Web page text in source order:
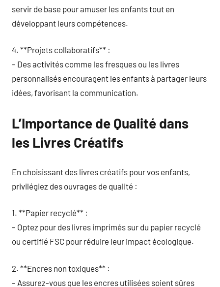
servir de base pour amuser les enfants tout en
développant leurs compétences.
4. **Projets collaboratifs** :
– Des activités comme les fresques ou les livres
personnalisés encouragent les enfants à partager leurs
idées, favorisant la communication.
L’Importance de Qualité dans
les Livres Créatifs
En choisissant des livres créatifs pour vos enfants,
privilégiez des ouvrages de qualité :
1. **Papier recyclé** :
– Optez pour des livres imprimés sur du papier recyclé
ou certifié FSC pour réduire leur impact écologique.
2. **Encres non toxiques** :
– Assurez-vous que les encres utilisées soient sûres